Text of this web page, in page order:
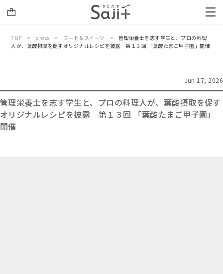
TOP press フード＆スイーツ
管理栄養士を志す学生と、プロの料理
人が、葉酸摂取を促すオリジナルレシピを披露 第１３回 「葉酸たまご甲子園」開催
Jun 17, 2026
管理栄養士を志す学生と、プロの料理人が、葉酸摂取を促す
オリジナルレシピを披露 第１３回 「葉酸たまご甲子園」
開催